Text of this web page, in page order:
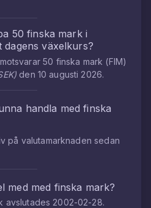
50finska marki
dagens växelkurs?
50 finska mark (FIM)
) den 10 augusti 2026.
handla medfinska
på valutamarknaden sedan
med med finska mark?
avslutades 2002-02-28.